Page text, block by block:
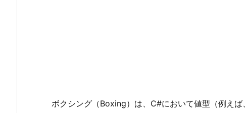
ボクシング（Boxing）は、C#において値型（例えば、